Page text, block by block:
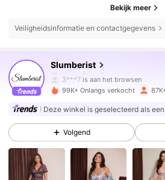
Bekijk meer
Veiligheidsinformatie en contactgegevens
Slumberist
3***7is aan het browsen
4.86
83K Volgers
4.86 83K Volgers
83K Volgers
99K+ Onlangs verkocht
Deze winkel is geselecteerd als een
Volgend